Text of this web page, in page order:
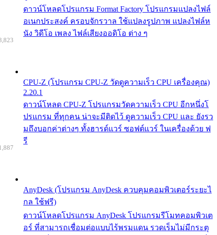
ดาวน์โหลดโปรแกรม Format Factory โปรแกรมแปลงไฟล์
อเนกประสงค์ ครอบจักรวาล ใช้แปลงรูปภาพ แปลงไฟล์ห
นัง วิดีโอ เพลง ไฟล์เสียงออดิโอ ต่าง ๆ
CPU-Z (โปรแกรม CPU-Z วัดดูความเร็ว CPU เครื่องคุณ)
2.20.1
ดาวน์โหลด CPU-Z โปรแกรมวัดความเร็ว CPU อีกหนึ่งโ
ปรแกรม ที่ทุกคน น่าจะมีติดไว้ ดูความเร็ว CPU และ ยังรว
มถึงบอกค่าต่างๆ ทั้งฮารด์แวร์ ซอฟต์แวร์ ในเครื่องด้วย ฟ
รี
AnyDesk (โปรแกรม AnyDesk ควบคุมคอมพิวเตอร์ระยะไ
กล ใช้ฟรี)
ดาวน์โหลดโปรแกรม AnyDesk โปรแกรมรีโมทคอมพิวเต
อร์ ที่สามารถเชื่อมต่อแบบไร้พรมแดน รวดเร็มไม่มีกระตุ